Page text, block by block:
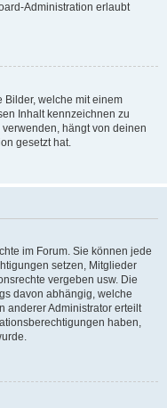
Administration erlaubt
Bilder, welche mit einem
Inhalt kennzeichnen zu
hängt von deinen
gesetzt hat.
im Forum. Sie können jede
setzen, Mitglieder
vergeben usw. Die
davon abhängig, welche
anderer Administrator erteilt
haben,